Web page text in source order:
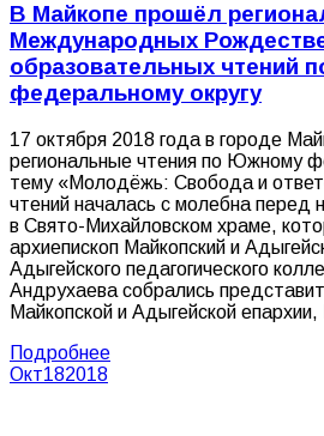
В Майкопе прошёл
Международных
образовательных чтений
федеральному округу
17 октября 2018 года в городе
региональные чтения по Южному
тему «Молодёжь: Свобода и
чтений началась с молебна перед
в Свято-Михайловском храме,
архиепископ Майкопский и
Адыгейского педагогического
Андрухаева собрались
Майкопской и Адыгейской
Подробнее
Окт182018